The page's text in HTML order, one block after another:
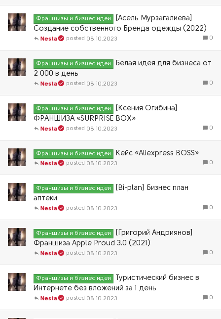
Франшизы и бизнес идеи
[Асель Мурзагалиева]
Создание собственного Бренда одежды (2022)
0
08.10.2023
Nesta
Франшизы и бизнес идеи
Белая идея для бизнеса от
2 000 в день
0
08.10.2023
Nesta
Франшизы и бизнес идеи
[Ксения Огибина]
ФРАНШИЗА «SURPRISE BOX»
0
08.10.2023
Nesta
Франшизы и бизнес идеи Кейс «Aliexpress BOSS»
0
08.10.2023
Nesta
Франшизы и бизнес идеи
[Bi-plan] Бизнес план
аптеки
0
08.10.2023
Nesta
Франшизы и бизнес идеи
[Григорий Андриянов]
Франшиза Apple Proud 3.0 (2021)
0
08.10.2023
Nesta
Франшизы и бизнес идеи
Туристический бизнес в
Интернете без вложений за 1 день
0
08.10.2023
Nesta